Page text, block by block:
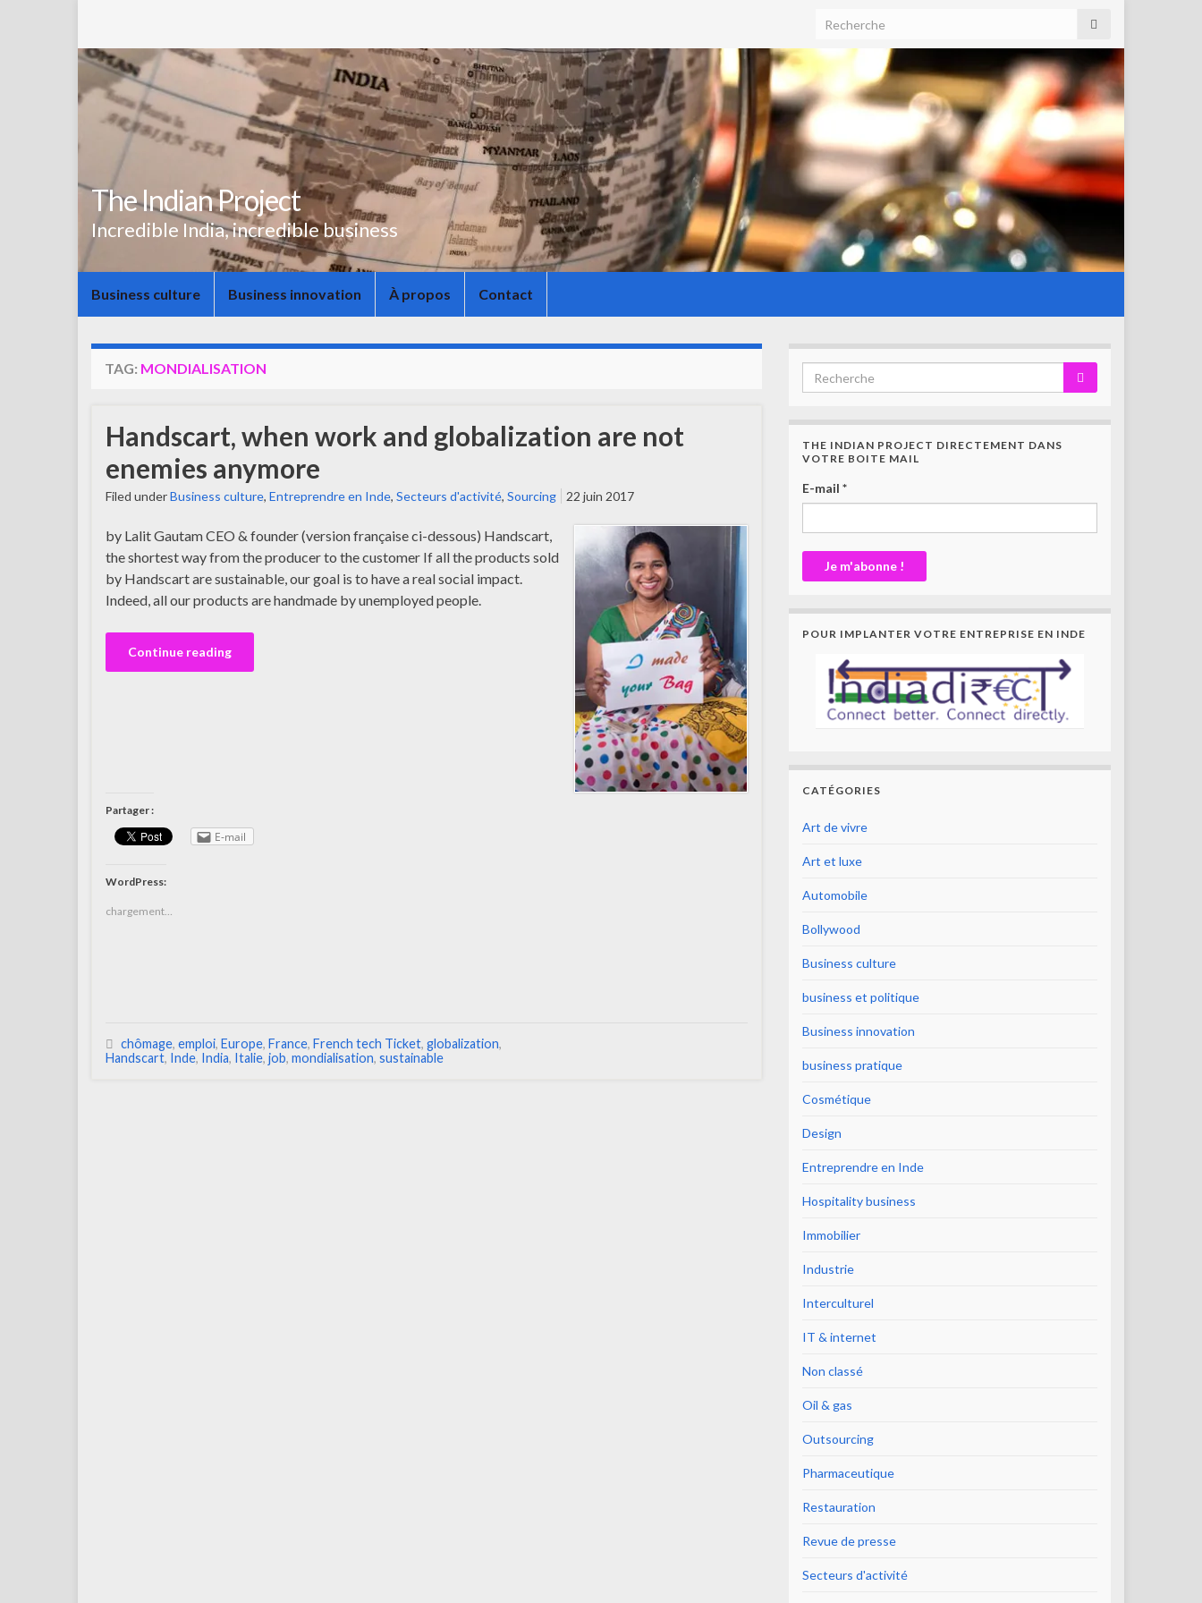
The Indian Project
Incredible India, incredible business
Business culture Business innovation À propos Contact
TAG: MONDIALISATION
Handscart, when work and globalization are not
enemies anymore
Filed underBusiness culture, Entreprendre en Inde, Secteurs d'activité, Sourcing 22 juin 2017
by Lalit Gautam CEO & founder (version française ci-dessous) Handscart,
the shortest way from the producer to the customer If all the products sold
by Handscart are sustainable, our goal is to have a real social impact.
Indeed, all our products are handmade by unemployed people.
Continue reading
Partager :
E-mail
WordPress:
chargement…
chômage, emploi, Europe, France, French tech Ticket, globalization,
Handscart, Inde, India, Italie, job, mondialisation, sustainable
THE INDIAN PROJECT DIRECTEMENT DANS
VOTRE BOITE MAIL
E-mail *
POUR IMPLANTER VOTRE ENTREPRISE EN INDE
CATÉGORIES
Art de vivre
Art et luxe
Automobile
Bollywood
Business culture
business et politique
Business innovation
business pratique
Cosmétique
Design
Entreprendre en Inde
Hospitality business
Immobilier
Industrie
Interculturel
IT & internet
Non classé
Oil & gas
Outsourcing
Pharmaceutique
Restauration
Revue de presse
Secteurs d'activité